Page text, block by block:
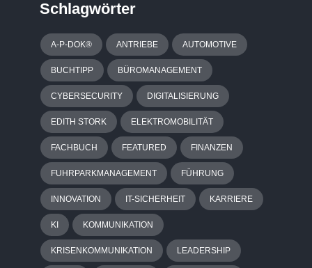
Schlagwörter
A-P-DOK® ANTRIEBE AUTOMOTIVE
BUCHTIPP BÜROMANAGEMENT
CYBERSECURITY DIGITALISIERUNG
EDITH STORK ELEKTROMOBILITÄT
FACHBUCH FEATURED FINANZEN
FUHRPARKMANAGEMENT FÜHRUNG
INNOVATION IT-SICHERHEIT KARRIERE
KI KOMMUNIKATION
KRISENKOMMUNIKATION LEADERSHIP